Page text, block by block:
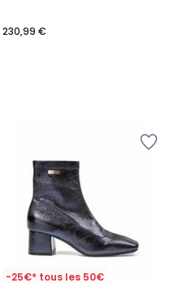
230,99 €
-25€* tous les 50€